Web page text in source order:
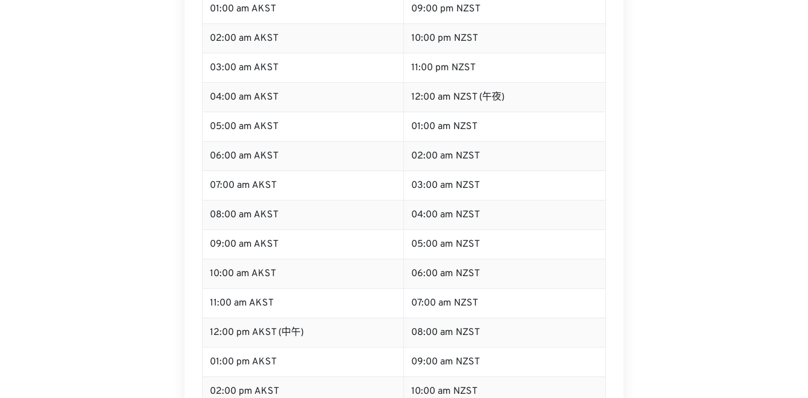
01:00 am AKST 09:00 pm NZST
02:00 am AKST 10:00 pm NZST
03:00 am AKST 11:00 pm NZST
04:00 am AKST 12:00 am NZST (午夜)
05:00 am AKST 01:00 am NZST
06:00 am AKST 02:00 am NZST
07:00 am AKST 03:00 am NZST
08:00 am AKST 04:00 am NZST
09:00 am AKST 05:00 am NZST
10:00 am AKST 06:00 am NZST
11:00 am AKST 07:00 am NZST
12:00 pm AKST (中午) 08:00 am NZST
01:00 pm AKST 09:00 am NZST
02:00 pm AKST 10:00 am NZST